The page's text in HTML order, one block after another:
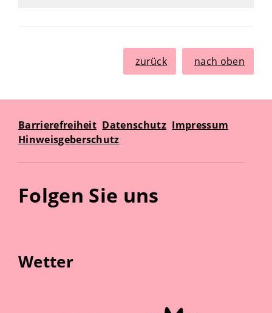
zurück nach oben
Barrierefreiheit Datenschutz Impressum
Hinweisgeberschutz
Folgen Sie uns
Wetter